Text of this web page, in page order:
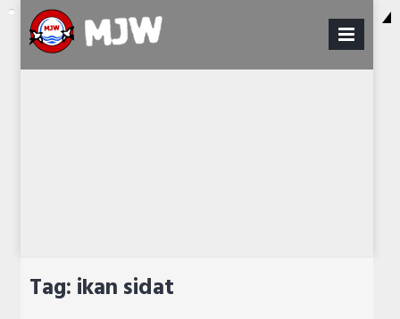
Skip
to
content
MENU
Tag: ikan sidat